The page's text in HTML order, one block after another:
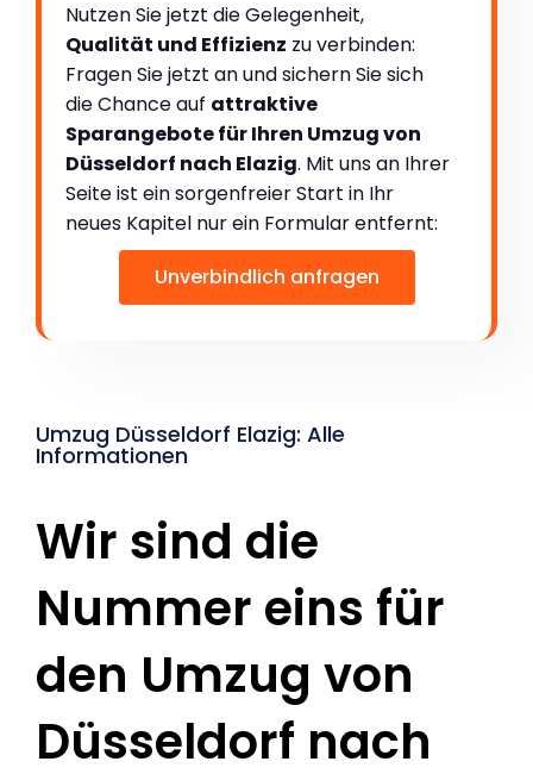
Nutzen Sie jetzt die Gelegenheit,
Qualität und Effizienz zu verbinden:
Fragen Sie jetzt an und sichern Sie sich
die Chance auf attraktive
Sparangebote für Ihren Umzug von
Düsseldorf nach Elazig. Mit uns an Ihrer
Seite ist ein sorgenfreier Start in Ihr
neues Kapitel nur ein Formular entfernt:
Unverbindlich anfragen
Umzug Düsseldorf Elazig: Alle
Informationen
Wir sind die
Nummer eins für
den Umzug von
Düsseldorf nach